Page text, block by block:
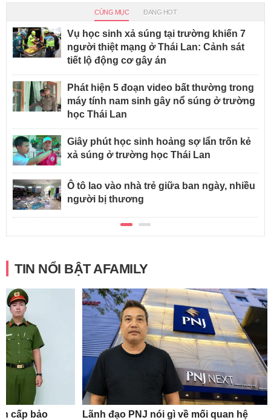
CÙNG MỤC ĐANG HOT
Vụ học sinh xả súng tại trường khiến 7
người thiệt mạng ở Thái Lan: Cảnh sát
tiết lộ động cơ gây án
Phát hiện 5 đoạn video bất thường trong
máy tính nam sinh gây nổ súng ở trường
học Thái Lan
Giây phút học sinh hoảng sợ lẩn trốn kẻ
xả súng ở trường học Thái Lan
Ô tô lao vào nhà trẻ giữa ban ngày, nhiều
người bị thương
TIN NỔI BẬT AFAMILY
cấp bảo
Lãnh đạo PNJ nói gì về mối quan hệ